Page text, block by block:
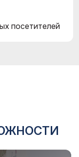
посетителей